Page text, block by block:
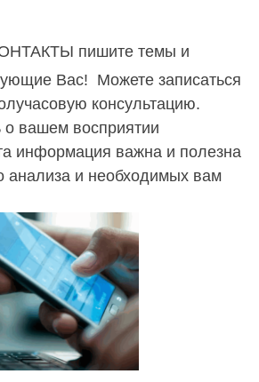
пишите темы и
Вас! Можете записаться
консультацию.
о вашем восприятии
информация важна и полезна
анализа и необходимых вам